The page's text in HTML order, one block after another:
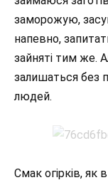
заморожую,
напевно,
зайняті тим же.
залишаться без
людей.
Смак огірків, як